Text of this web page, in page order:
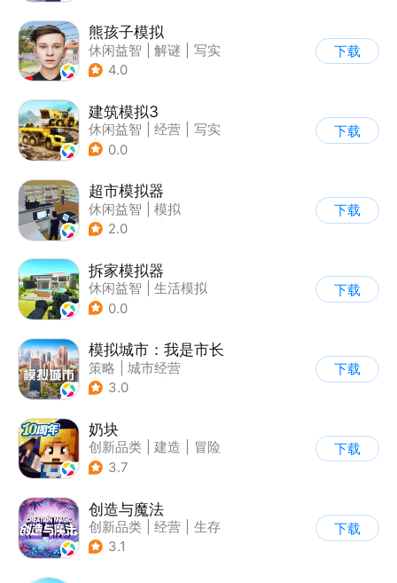
熊孩子模拟
休闲益智 解谜
写实
4.0
下载
建筑模拟3
休闲益智 经营
写实
| 建造模拟
0.0
下载
超市模拟器
休闲益智
模拟
| 文字游戏
2.0
下载
拆家模拟器
休闲益智
生活模拟
| 解压
0.0
下载
模拟城市：我是市长
策略
城市经营
| 模拟城市
3.0
下载
奶块
创新品类 建造
冒险
| 开放世界
3.7
下载
创造与魔法
创新品类 经营
生存
| 开放世界
3.1
下载